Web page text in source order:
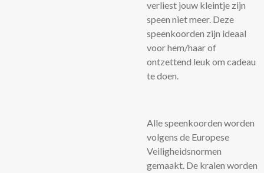
verliest jouw kleintje zijn
speen niet meer. Deze
speenkoorden zijn ideaal
voor hem/haar of
ontzettend leuk om cadeau
te doen.
Alle speenkoorden worden
volgens de Europese
Veiligheidsnormen
gemaakt. De kralen worden